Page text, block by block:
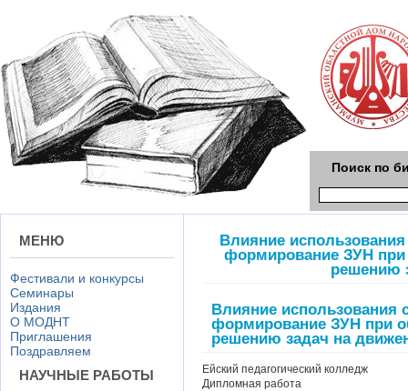
Поиск по
МЕНЮ
Фестивали и конкурсы
Семинары
Издания
О МОДНТ
Приглашения
Поздравляем
НАУЧНЫЕ РАБОТЫ
Влияние
формирование ЗУН
решению
Влияние использования
формирование ЗУН при
решению задач на
Ейский педагогический колледж
Дипломная работа